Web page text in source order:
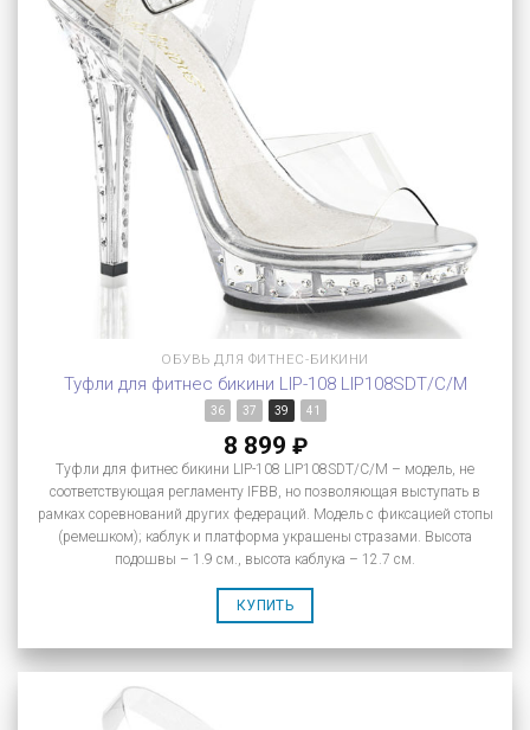
ОБУВЬ ДЛЯ ФИТНЕС-БИКИНИ
Туфли для фитнес бикини LIP-108 LIP108SDT/C/M
36 37 39 41
8 899 ₽
Туфли для фитнес бикини LIP-108 LIP108SDT/C/M – модель, не
соответствующая регламенту IFBB, но позволяющая выступать в
рамках соревнований других федераций. Модель с фиксацией стопы
(ремешком); каблук и платформа украшены стразами. Высота
подошвы – 1.9 см., высота каблука – 12.7 см.
КУПИТЬ